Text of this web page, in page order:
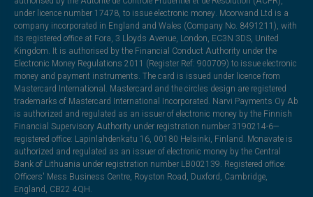
under licence number 17478, to issue electronic money. Moorwand Ltd is a
company incorporated in England and Wales (Company No. 8491211), with
its registered office at Fora, 3 Lloyds Avenue, London, EC3N 3DS, United
Kingdom. It is authorised by the Financial Conduct Authority under the
Electronic Money Regulations 2011 (Register Ref: 900709) to issue electronic
money and payment instruments. The card is issued under licence from
Mastercard International. Mastercard and the circles design are registered
trademarks of Mastercard International Incorporated. Narvi Payments Oy Ab
is authorized and regulated as an issuer of electronic money by the Finnish
Financial Supervisory Authority under registration number 3190214-6—
registered office: Lapinlahdenkatu 16, 00180 Helsinki, Finland. Monavate is
authorized and regulated as an issuer of electronic money by the Central
Bank of Lithuania under registration number LB002139. Registered office:
Officers' Mess Business Centre, Royston Road, Duxford, Cambridge,
England, CB22 4QH.